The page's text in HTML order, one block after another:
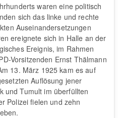
waren eine politisch
sich das linke und rechte
Auseinandersetzungen
ereignete sich in Halle an der
Ereignis, im Rahmen
Vorsitzenden Ernst Thälmann
13. März 1925 kam es auf
Auflösung jener
und Tumult im überfüllten
Polizei fielen und zehn